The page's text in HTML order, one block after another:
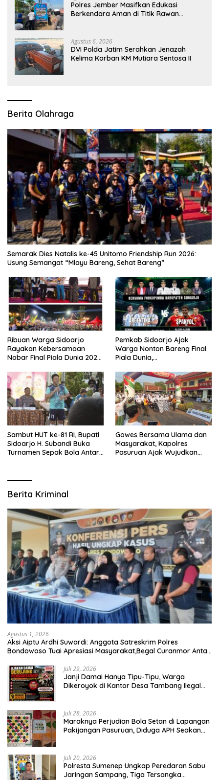
Polres Jember Masifkan Edukasi
Berkendara Aman di Titik Rawan
Agustus 6, 2026
DVI Polda Jatim Serahkan Jenazah
Kelima Korban KM Mutiara Sentosa II
Berita Olahraga
Semarak Dies Natalis ke-45 Unitomo Friendship Run 2026:
Usung Semangat “Mlayu Bareng, Sehat Bareng”
Ribuan Warga Sidoarjo
Rayakan Kebersamaan
Nobar Final Piala Dunia 2026
Forkopimda
Pemkab Sidoarjo Ajak
Warga Nonton Bareng Final
Piala Dunia,
Sambut HUT ke-81 RI, Bupati
Sidoarjo H. Subandi Buka
Turnamen Sepak Bola Antar
Gowes Bersama Ulama dan
Masyarakat, Kapolres
Pasuruan Ajak Wujudkan
Berita Kriminal
Agustus 1, 2026
Aksi Aiptu Ardhi Suwardi: Anggota Satreskrim Polres
Bondowoso Tuai Apresiasi Masyarakat,Begal Curanmor Antar
Juli 29, 2026
Janji Damai Hanya Tipu-Tipu, Warga
Dikeroyok di Kantor Desa Tambang Ilegal
Juli 28, 2026
Maraknya Perjudian Bola Setan di Lapangan
Pakijangan Pasuruan, Diduga APH Seakan
Juli 20, 2026
Polresta Sumenep Ungkap Peredaran Sabu
Jaringan Sampang, Tiga Tersangka